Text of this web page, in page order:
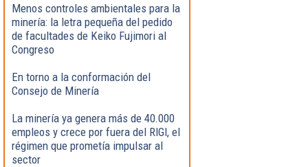
Menos controles ambientales para la
minería: la letra pequeña del pedido
de facultades de Keiko Fujimori al
Congreso
En torno a la conformación del
Consejo de Minería
La minería ya genera más de 40.000
empleos y crece por fuera del RIGI, el
régimen que prometía impulsar al
sector